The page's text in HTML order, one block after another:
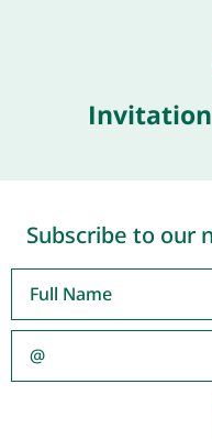
Subscribe to our